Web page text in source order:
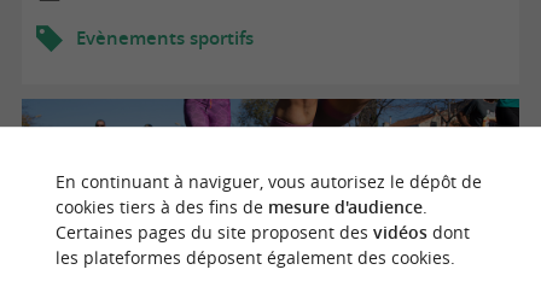
Evènements sportifs
En continuant à naviguer, vous autorisez le dépôt de
cookies tiers à des fins de mesure d'audience.
Certaines pages du site proposent des vidéosdont
les plateformes déposent également des cookies.